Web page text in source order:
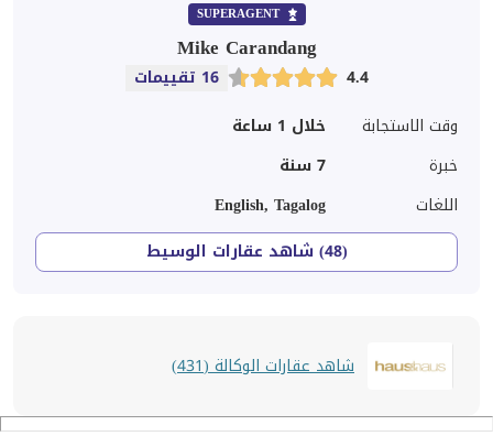
SUPERAGENT
Mike Carandang
4.4
16 تقييمات
وقت الاستجابة
خلال 1 ساعة
خبرة
7 سنة
اللغات
English, Tagalog
(48) شاهد عقارات الوسيط
شاهد عقارات الوكالة (431)